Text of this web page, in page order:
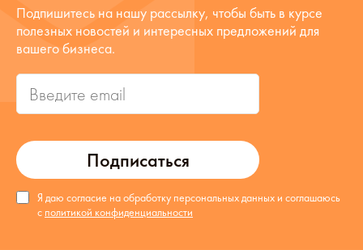
Подписаться
Я даю согласие на обработку персональных данных и соглашаюсь
с политикой конфиденциальности
Подпишитесь на нашу рассылку, чтобы быть в курсе
полезных новостей и интересных предложений для
вашего бизнеса.